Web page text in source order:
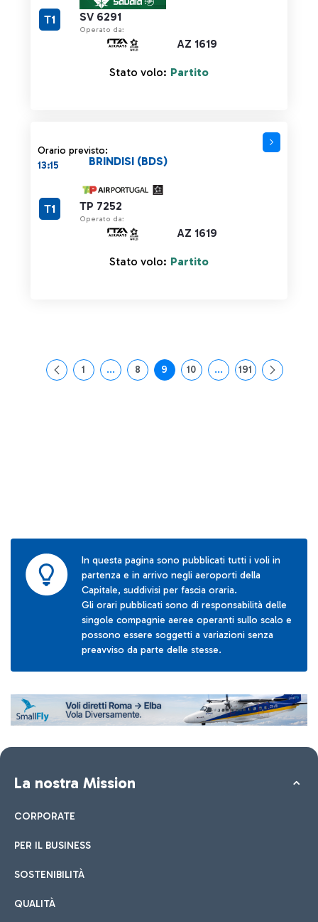
SV 6291
Operato da:
AZ 1619
T1
Stato volo: Partito
Orario previsto:
13:15
TP 7252
Operato da:
AZ 1619
BRINDISI (BDS)
T1
Stato volo: Partito
Pagina
1 ...Pagine intermedie Use TAB to navigate.
Pagina
8 Pagina
9 Pagina
10 ...Pagine intermedie
Pagina
191
In questa pagina sono pubblicati tutti i voli in
partenza e in arrivo negli aeroporti della
Capitale, suddivisi per fascia oraria.
Gli orari pubblicati sono di responsabilità delle
singole compagnie aeree operanti sullo scalo e
possono essere soggetti a variazioni senza
preavviso da parte delle stesse.
La nostra Mission
CORPORATE
PER IL BUSINESS
SOSTENIBILITÀ
QUALITÀ